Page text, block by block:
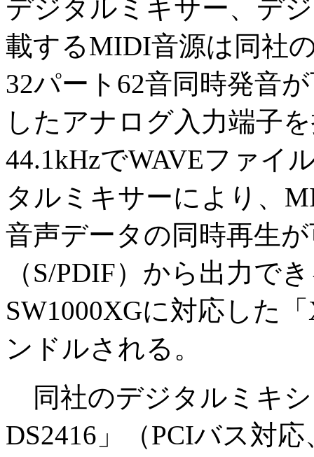
デジタルミキサー、デ
載するMIDI音源は同社
32パート62音同時発音
したアナログ入力端子
44.1kHzでWAVEファイ
タルミキサーにより、
音声データの同時再生
（S/PDIF）から出力で
SW1000XGに対応した
ンドルされる。
同社のデジタルミキシ
DS2416」（PCIバス対